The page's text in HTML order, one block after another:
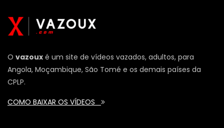
O vazoux é um site de vídeos vazados, adultos, para
Angola, Moçambique, São Tomé e os demais países da
CPLP.
COMO BAIXAR OS VÍDEOS